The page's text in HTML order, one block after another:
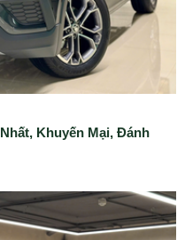
Khuyến Mại, Đánh